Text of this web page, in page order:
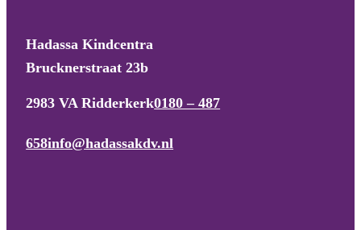
Hadassa Kindcentra
Brucknerstraat 23b
2983 VA Ridderkerk0180 – 487
658info@hadassakdv.nl